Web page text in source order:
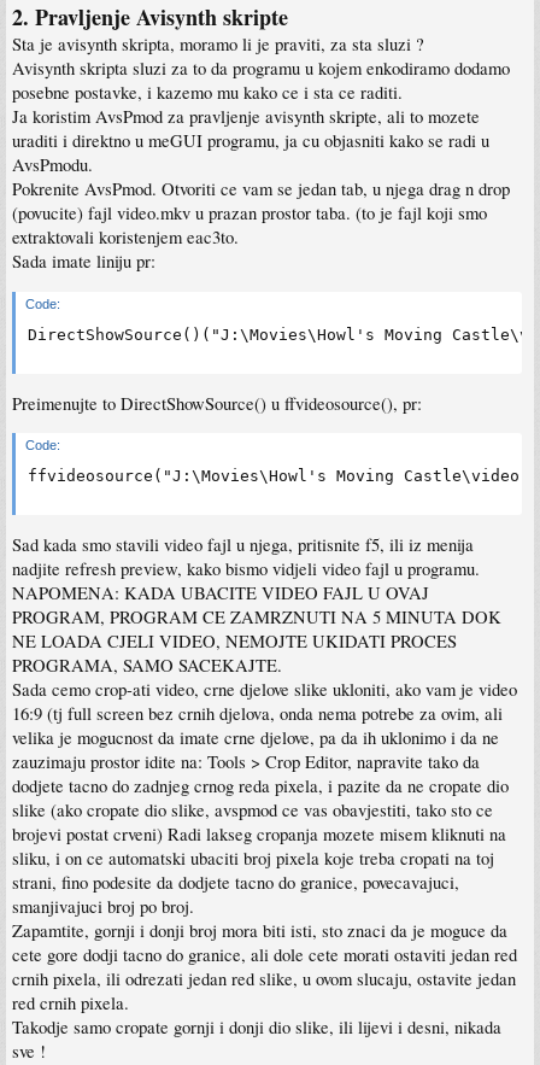
2. Pravljenje Avisynth skripte
Sta je avisynth skripta, moramo li je praviti, za sta sluzi ?
Avisynth skripta sluzi za to da programu u kojem enkodiramo dodamo
posebne postavke, i kazemo mu kako ce i sta ce raditi.
Ja koristim AvsPmod za pravljenje avisynth skripte, ali to mozete
uraditi i direktno u meGUI programu, ja cu objasniti kako se radi u
AvsPmodu.
Pokrenite AvsPmod. Otvoriti ce vam se jedan tab, u njega drag n drop
(povucite) fajl video.mkv u prazan prostor taba. (to je fajl koji smo
extraktovali koristenjem eac3to.
Sada imate liniju pr:
Code:
DirectShowSource()("J:\Movies\Howl's Moving
Preimenujte to DirectShowSource() u ffvideosource(), pr:
Code:
ffvideosource("J:\Movies\Howl's Moving
Sad kada smo stavili video fajl u njega, pritisnite f5, ili iz menija
nadjite refresh preview, kako bismo vidjeli video fajl u programu.
NAPOMENA: KADA UBACITE VIDEO FAJL U OVAJ
PROGRAM, PROGRAM CE ZAMRZNUTI NA 5 MINUTA DOK
NE LOADA CJELI VIDEO, NEMOJTE UKIDATI PROCES
PROGRAMA, SAMO SACEKAJTE.
Sada cemo crop-ati video, crne djelove slike ukloniti, ako vam je video
16:9 (tj full screen bez crnih djelova, onda nema potrebe za ovim, ali
velika je mogucnost da imate crne djelove, pa da ih uklonimo i da ne
zauzimaju prostor idite na: Tools > Crop Editor, napravite tako da
dodjete tacno do zadnjeg crnog reda pixela, i pazite da ne cropate dio
slike (ako cropate dio slike, avspmod ce vas obavjestiti, tako sto ce
brojevi postat crveni) Radi lakseg cropanja mozete misem kliknuti na
sliku, i on ce automatski ubaciti broj pixela koje treba cropati na toj
strani, fino podesite da dodjete tacno do granice, povecavajuci,
smanjivajuci broj po broj.
Zapamtite, gornji i donji broj mora biti isti, sto znaci da je moguce da
cete gore dodji tacno do granice, ali dole cete morati ostaviti jedan red
crnih pixela, ili odrezati jedan red slike, u ovom slucaju, ostavite jedan
red crnih pixela.
Takodje samo cropate gornji i donji dio slike, ili lijevi i desni, nikada
sve !